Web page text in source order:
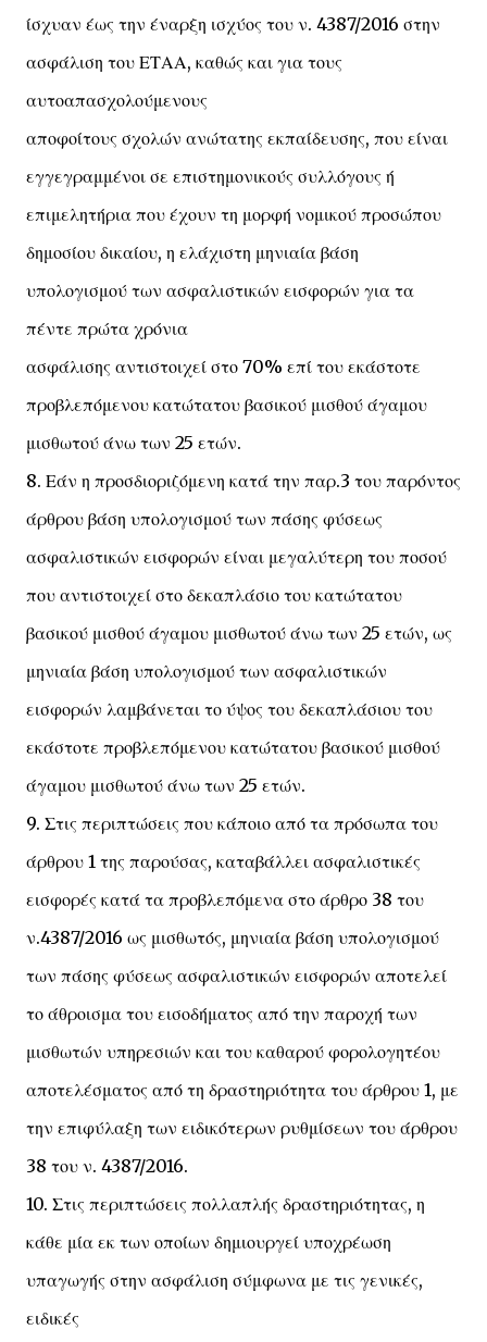
ίσχυαν έως την έναρξη ισχύος του ν. 4387/2016 στην
ασφάλιση του ΕΤΑΑ, καθώς και για τους
αυτοαπασχολούμενους
αποφοίτους σχολών ανώτατης εκπαίδευσης, που είναι
εγγεγραμμένοι σε επιστημονικούς συλλόγους ή
επιμελητήρια που έχουν τη μορφή νομικού προσώπου
δημοσίου δικαίου, η ελάχιστη μηνιαία βάση
υπολογισμού των ασφαλιστικών εισφορών για τα
πέντε πρώτα χρόνια
ασφάλισης αντιστοιχεί στο 70% επί του εκάστοτε
προβλεπόμενου κατώτατου βασικού μισθού άγαμου
μισθωτού άνω των 25 ετών.
8. Εάν η προσδιοριζόμενη κατά την παρ.3 του παρόντος
άρθρου βάση υπολογισμού των πάσης φύσεως
ασφαλιστικών εισφορών είναι μεγαλύτερη του ποσού
που αντιστοιχεί στο δεκαπλάσιο του κατώτατου
βασικού μισθού άγαμου μισθωτού άνω των 25 ετών, ως
μηνιαία βάση υπολογισμού των ασφαλιστικών
εισφορών λαμβάνεται το ύψος του δεκαπλάσιου του
εκάστοτε προβλεπόμενου κατώτατου βασικού μισθού
άγαμου μισθωτού άνω των 25 ετών.
9. Στις περιπτώσεις που κάποιο από τα πρόσωπα του
άρθρου 1 της παρούσας, καταβάλλει ασφαλιστικές
εισφορές κατά τα προβλεπόμενα στο άρθρο 38 του
ν.4387/2016 ως μισθωτός, μηνιαία βάση υπολογισμού
των πάσης φύσεως ασφαλιστικών εισφορών αποτελεί
το άθροισμα του εισοδήματος από την παροχή των
μισθωτών υπηρεσιών και του καθαρού φορολογητέου
αποτελέσματος από τη δραστηριότητα του άρθρου 1, με
την επιφύλαξη των ειδικότερων ρυθμίσεων του άρθρου
38 του ν. 4387/2016.
10. Στις περιπτώσεις πολλαπλής δραστηριότητας, η
κάθε μία εκ των οποίων δημιουργεί υποχρέωση
υπαγωγής στην ασφάλιση σύμφωνα με τις γενικές,
ειδικές